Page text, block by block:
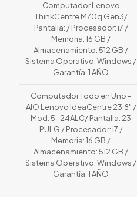
Computador Lenovo
ThinkCentre M70q Gen3/
Pantalla: / Procesador: i7 /
Memoria: 16 GB /
Almacenamiento: 512 GB /
Sistema Operativo: Windows /
Garantía: 1 AÑO
Computador Todo en Uno -
AIO Lenovo IdeaCentre 23.8" /
Mod. 5-24ALC/ Pantalla: 23
PULG / Procesador: i7 /
Memoria: 16 GB /
Almacenamiento: 512 GB /
Sistema Operativo: Windows /
Garantía: 1 AÑO